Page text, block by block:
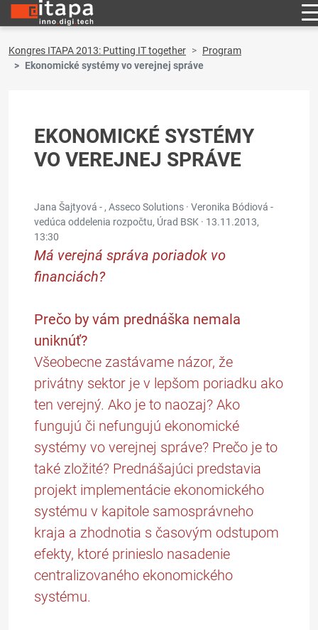
Kongres ITAPA 2013: Putting IT together
Program
Ekonomické systémy vo verejnej správe
EKONOMICKÉ SYSTÉMY
VO VEREJNEJ SPRÁVE
Jana Šajtyová - , Asseco Solutions · Veronika Bódiová -
vedúca oddelenia rozpočtu, Úrad BSK · 13.11.2013,
13:30
Má verejná správa poriadok vo
financiách?
Prečo by vám prednáška nemala
uniknúť?
Všeobecne zastávame názor, že
privátny sektor je v lepšom poriadku ako
ten verejný. Ako je to naozaj? Ako
fungujú či nefungujú ekonomické
systémy vo verejnej správe? Prečo je to
také zložité? Prednášajúci predstavia
projekt implementácie ekonomického
systému v kapitole samosprávneho
kraja a zhodnotia s časovým odstupom
efekty, ktoré prinieslo nasadenie
centralizovaného ekonomického
systému.